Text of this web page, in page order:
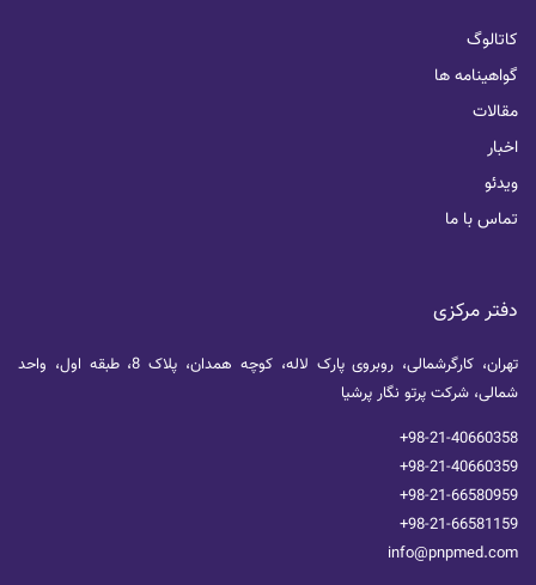
کاتالوگ
گواهینامه ها
مقالات
اخبار
ویدئو
تماس با ما
دفتر مرکزی
تهران، کارگرشمالی، روبروی پارک لاله، کوچه همدان، پلاک 8، طبقه اول، واحد
شمالی، شرکت پرتو نگار پرشیا
+98-21-40660358
+98-21-40660359
+98-21-66580959
+98-21-66581159
info@pnpmed.com